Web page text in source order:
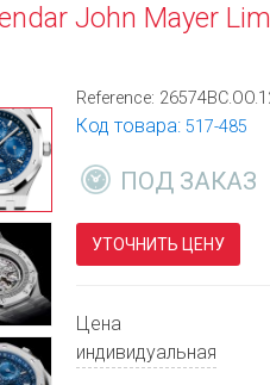
John Mayer
Reference:
Код товара: 517-485
ПОД ЗАКАЗ
УТОЧНИТЬ ЦЕНУ
Цена
индивидуальная